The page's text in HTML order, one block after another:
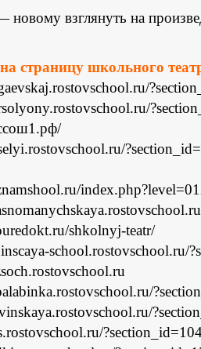
взглянуть на
страницу школьного
shkolnyj-teatr/
school.rostovschool.ru/